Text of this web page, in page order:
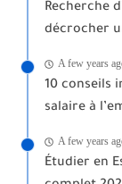
Recherche
décrocher
A few years
10 conseils
salaire à
A few years
Étudier en